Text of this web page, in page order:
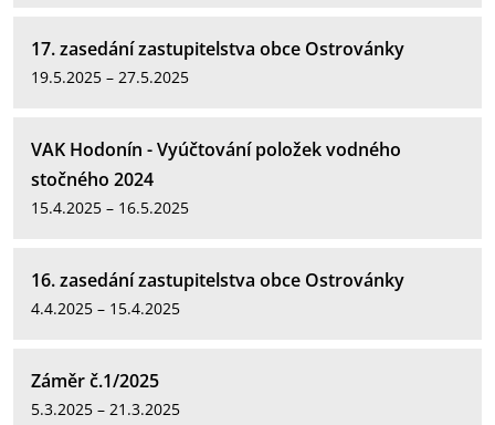
17. zasedání zastupitelstva obce Ostrovánky
19.5.2025 – 27.5.2025
VAK Hodonín - Vyúčtování položek vodného
stočného 2024
15.4.2025 – 16.5.2025
16. zasedání zastupitelstva obce Ostrovánky
4.4.2025 – 15.4.2025
Záměr č.1/2025
5.3.2025 – 21.3.2025